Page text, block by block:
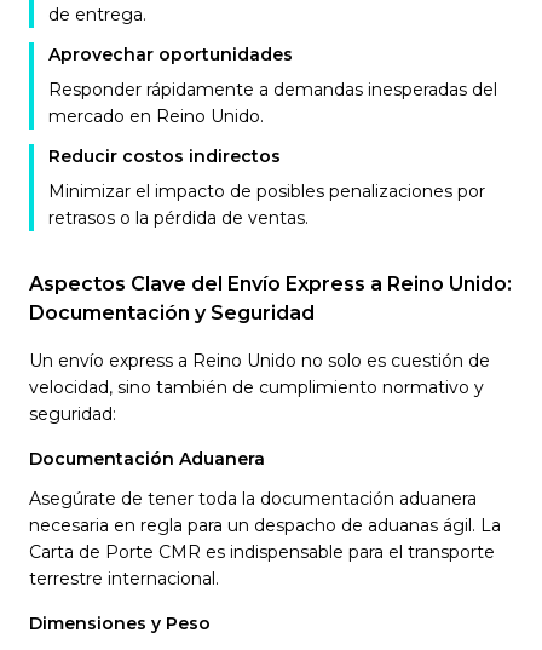
de entrega.
Aprovechar oportunidades
Responder rápidamente a demandas inesperadas del
mercado en Reino Unido.
Reducir costos indirectos
Minimizar el impacto de posibles penalizaciones por
retrasos o la pérdida de ventas.
Aspectos Clave del Envío Express a Reino Unido:
Documentación y Seguridad
Un envío express a Reino Unido no solo es cuestión de
velocidad, sino también de cumplimiento normativo y
seguridad:
Documentación Aduanera
Asegúrate de tener toda la documentación aduanera
necesaria en regla para un despacho de aduanas ágil. La
Carta de Porte CMR es indispensable para el transporte
terrestre internacional.
Dimensiones y Peso